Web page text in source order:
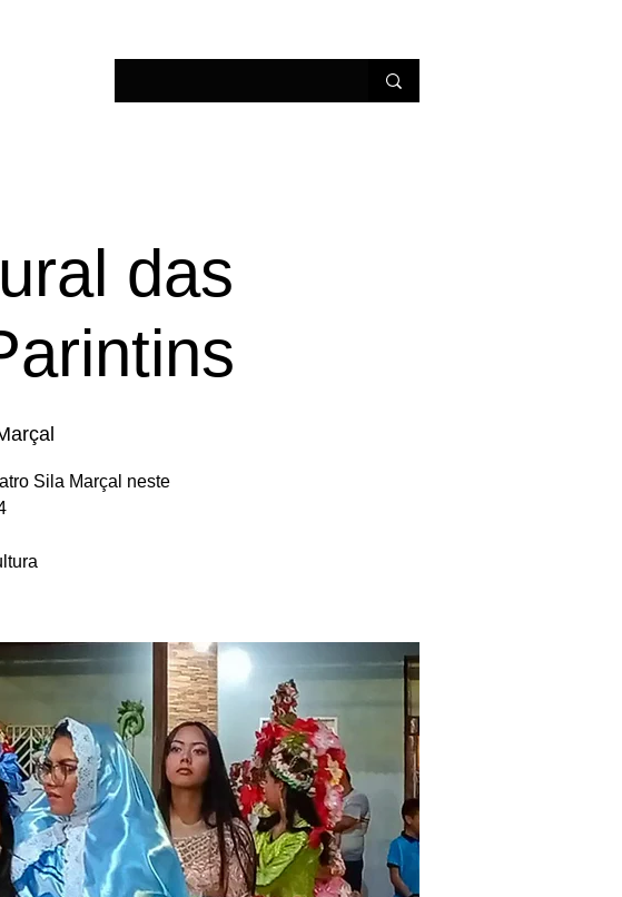
das
Sila Marçal neste